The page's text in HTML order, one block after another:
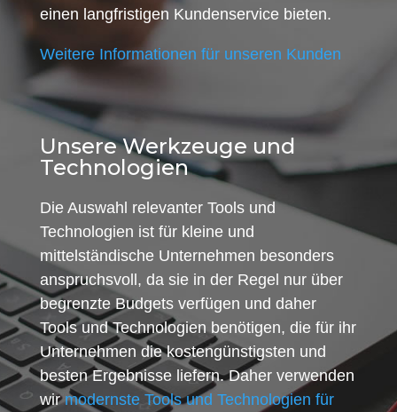
einen langfristigen Kundenservice bieten.
Weitere Informationen für unseren Kunden
Unsere Werkzeuge und
Technologien
Die Auswahl relevanter Tools und
Technologien ist für kleine und
mittelständische Unternehmen besonders
anspruchsvoll, da sie in der Regel nur über
begrenzte Budgets verfügen und daher
Tools und Technologien benötigen, die für ihr
Unternehmen die kostengünstigsten und
besten Ergebnisse liefern. Daher verwenden
wirmodernste Tools und Technologien für